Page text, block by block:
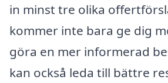
in minst tre olika
kommer inte bara ge dig
göra en mer informerad
kan också leda till bättre